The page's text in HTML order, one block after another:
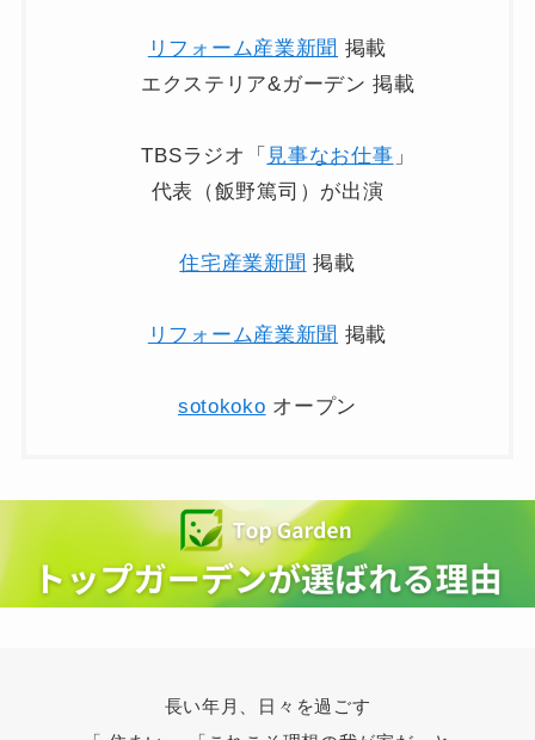
リフォーム産業新聞 掲載
エクステリア&ガーデン 掲載
TBSラジオ「 見事なお仕事 」
代表（飯野篤司）が出演
住宅産業新聞 掲載
リフォーム産業新聞 掲載
sotokoko オープン
長い年月、日々を過ごす